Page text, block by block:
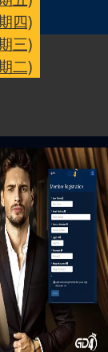
四)
三)
二)